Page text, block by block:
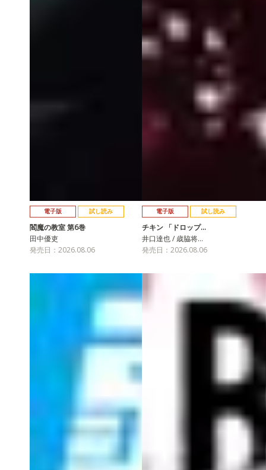
電子版 試し読み
閻魔の教室 第6巻
田中優吏
発売日：2026.08.06
電子版 試し読み
チキン 「ドロップ…
井口達也 / 歳脇将…
発売日：2026.08.06